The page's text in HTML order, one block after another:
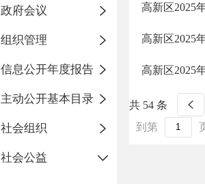
政府会议
组织管理
信息公开年度报告
主动公开基本目录
社会组织
社会公益
高新区2025
高新区2025
高新区2025
共 54 条
到第